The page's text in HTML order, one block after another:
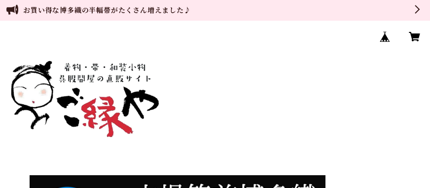
お買い得な博多織の半幅帯がたくさん増えました♪